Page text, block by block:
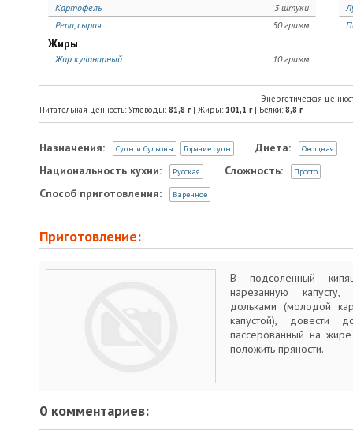
3 штуки
Картофель
50 грамм
Репа, сырая
Жиры
10 грамм
Жир кулинарный
Энергетическая
Питательная ценность: Углеводы: 81,8 г| Жиры: 101,1 г| Белки: 8,8 г
Назначения: Супы и бульоны Горячие супы Диета: Овощная
Национальность кухни: Русская Сложность: Просто
Способ приготовления: Варенное
Приготовление:
В подсоленный
нарезанную
дольками (молодой
капустой), довести
пассерованный на
положить пряности.
0 комментариев: